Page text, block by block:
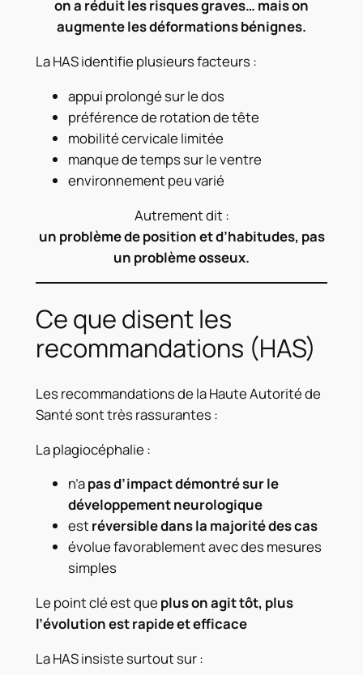
on a réduit les risques graves… mais on
augmente les déformations bénignes.
La HAS identifie plusieurs facteurs :
appui prolongé sur le dos
préférence de rotation de tête
mobilité cervicale limitée
manque de temps sur le ventre
environnement peu varié
Autrement dit :
un problème de position et d’habitudes, pas
un problème osseux.
Ce que disent les
recommandations (HAS)
Les recommandations de la Haute Autorité de
Santé sont très rassurantes :
La plagiocéphalie :
n’apas d’impact démontré sur le
développement neurologique
estréversible dans la majorité des cas
évolue favorablement avec des mesures
simples
Le point clé est que plus on agit tôt, plus
l’évolution est rapide et efficace
La HAS insiste surtout sur :